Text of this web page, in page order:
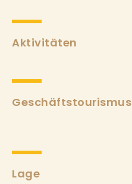
Aktivitäten
Geschäftstourismus
Wifi
Lage